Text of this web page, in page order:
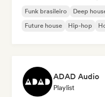
Funk brasileiro Deep
Future house
Hip-hop
ADAD Audio
Playlist